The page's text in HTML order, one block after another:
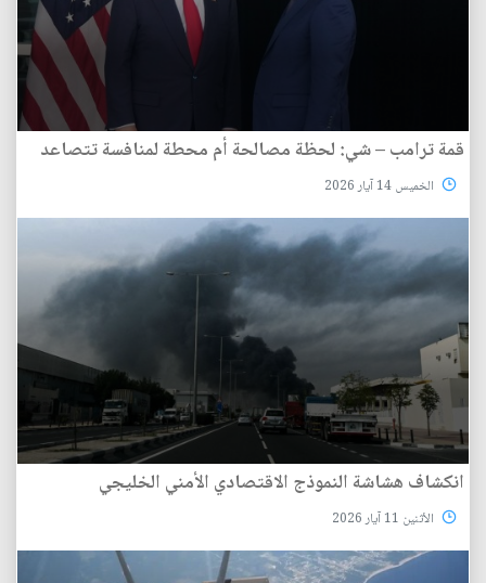
قمة ترامب – شي: لحظة مصالحة أم محطة لمنافسة تتصاعد
الخميس 14 آيار 2026
انكشاف هشاشة النموذج الاقتصادي الأمني الخليجي
الأثنين 11 آيار 2026